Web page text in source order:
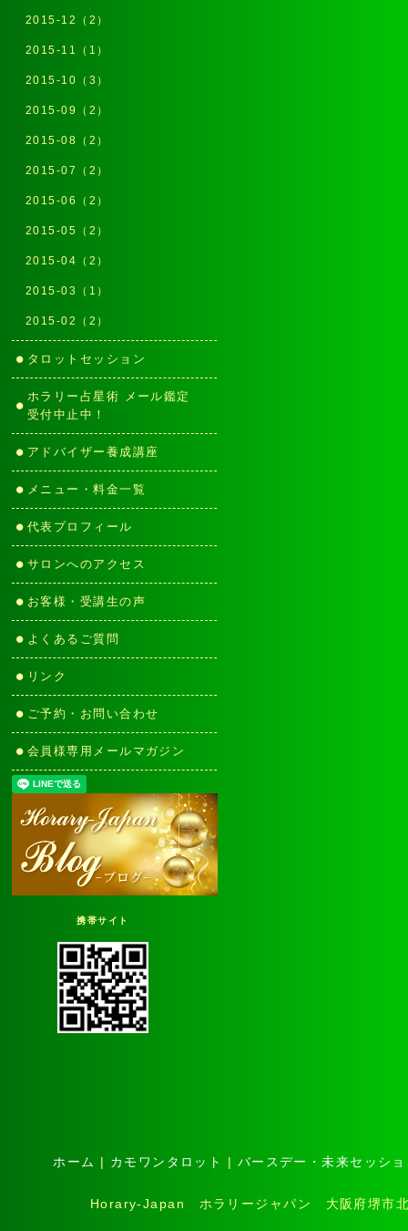
2015-12（2）
2015-11（1）
2015-10（3）
2015-09（2）
2015-08（2）
2015-07（2）
2015-06（2）
2015-05（2）
2015-04（2）
2015-03（1）
2015-02（2）
タロットセッション
ホラリー占星術 メール鑑定
受付中止中！
アドバイザー養成講座
メニュー・料金一覧
代表プロフィール
サロンへのアクセス
お客様・受講生の声
よくあるご質問
リンク
ご予約・お問い合わせ
会員様専用メールマガジン
携帯サイト
ホーム | カモワンタロット | バースデー・未来セッシ
Horary-Japan ホラリージャパン 大阪府堺市